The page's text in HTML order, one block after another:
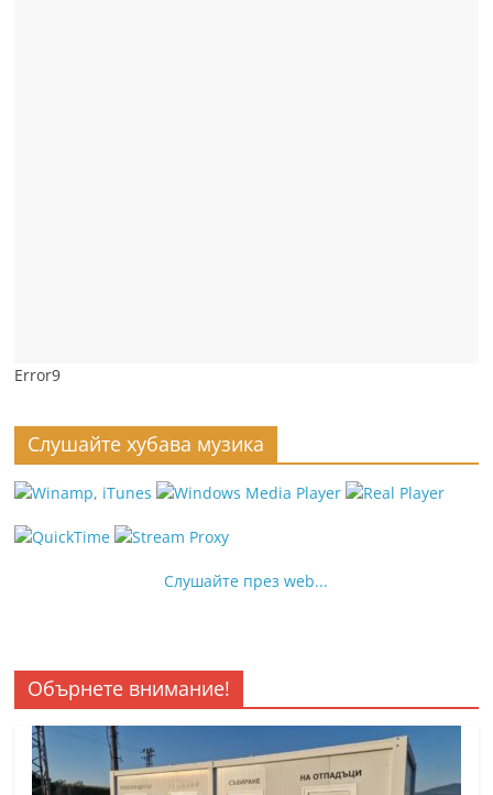
Error9
Слушайте хубава музика
Слушайте през web...
Обърнете внимание!